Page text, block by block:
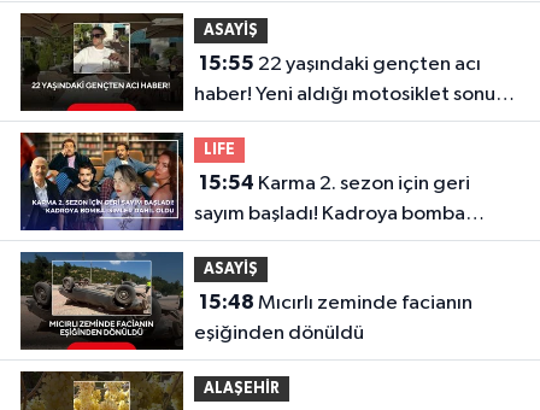
ASAYİŞ
15:55
haber! Yeni aldığı motosiklet sonu
oldu
LIFE
15:54
sayım başladı! Kadroya bomba
isimler dahil oldu
ASAYİŞ
15:48
eşiğinden dönüldü
ALAŞEHİR